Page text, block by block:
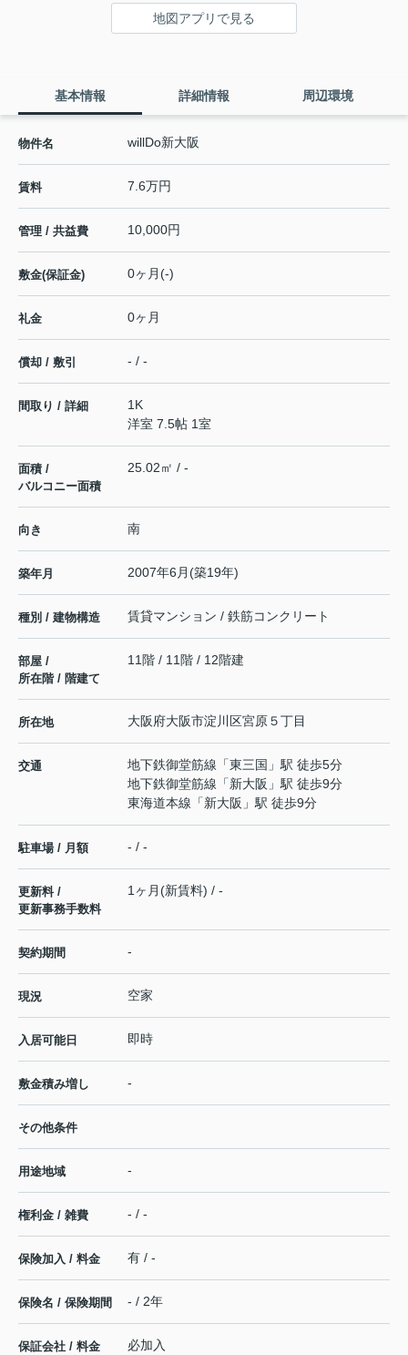
地図アプリで見る
基本情報 詳細情報 周辺環境
物件名 willDo新大阪
賃料 7.6万円
管理 / 共益費 10,000円
敷金(保証金) 0ヶ月(-)
礼金 0ヶ月
償却 / 敷引 - / -
間取り / 詳細
1K
洋室 7.5帖 1室
面積 /
バルコニー面積
25.02㎡ / -
向き 南
築年月 2007年6月(築19年)
種別 / 建物構造 賃貸マンション / 鉄筋コンクリート
部屋 /
所在階 / 階建て
11階 / 11階 / 12階建
所在地 大阪府大阪市淀川区宮原５丁目
交通 地下鉄御堂筋線 「東三国 」駅 徒歩5分
地下鉄御堂筋線 「新大阪 」駅 徒歩9分
東海道本線 「新大阪 」駅 徒歩9分
駐車場 / 月額 - / -
更新料 /
更新事務手数料
1ヶ月(新賃料) / -
契約期間 -
現況 空家
入居可能日 即時
敷金積み増し -
その他条件
用途地域 -
権利金 / 雑費 - / -
保険加入 / 料金 有 / -
保険名 / 保険期間 - / 2年
保証会社 / 料金
必加入